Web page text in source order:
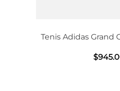
Tenis Adidas Grand
$945.